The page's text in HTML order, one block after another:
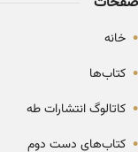
• خانه
• کتاب‌ها
• کاتالوگ انتشارات طه
• کتاب‌های دست دوم